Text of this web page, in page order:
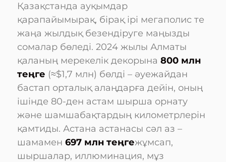
Қазақстанда ауқымдар
қарапайымырақ, бірақ ірі мегаполис те
жаңа жылдық безендіруге маңызды
сомалар бөледі. 2024 жылы Алматы
қаланың мерекелік декорына 800 млн
теңге (≈$1,7 млн) бөлді – әуежайдан
бастап орталық алаңдарға дейін, оның
ішінде 80-ден астам шырша орнату
және шамшабақтардың километрлерін
қамтиды. Астана астанасы сәл аз –
шамамен 697 млн теңгежұмсап,
шыршалар, иллюминация, мұз